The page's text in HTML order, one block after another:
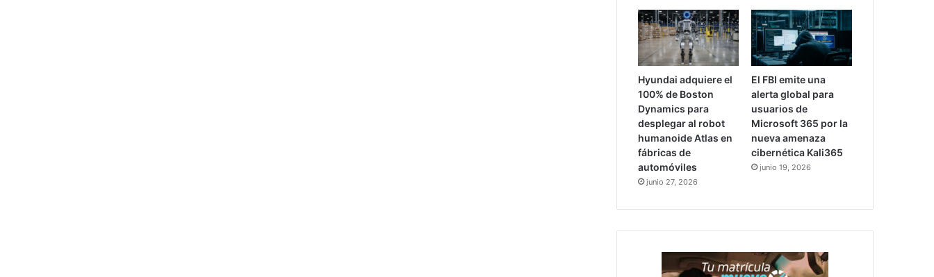
Hyundai adquiere el
100% de Boston
Dynamics para
desplegar al robot
humanoide Atlas en
fábricas de
automóviles
junio 27, 2026
El FBI emite una
alerta global para
usuarios de
Microsoft 365 por la
nueva amenaza
cibernética Kali365
junio 19, 2026